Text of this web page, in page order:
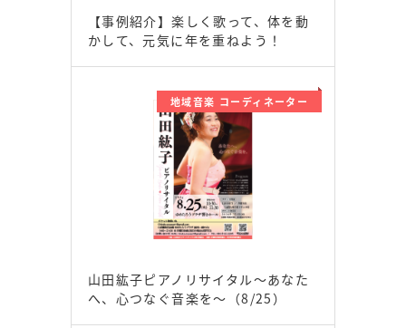
【事例紹介】楽しく歌って、体を動
かして、元気に年を重ねよう！
地域音楽 コーディネーター
山田紘子ピアノリサイタル～あなた
へ、心つなぐ音楽を～（8/25）